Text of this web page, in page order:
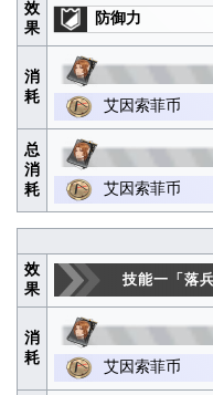
效
果
防御力
消
耗
艾因索菲币
总
消
耗
艾因索菲币
效
果
技能一「落
消
耗
艾因索菲币